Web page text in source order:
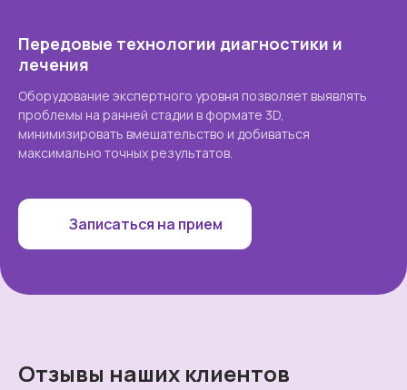
Передовые технологии диагностики и
лечения
Оборудование экспертного уровня позволяет выявлять
проблемы на ранней стадии в формате 3D,
минимизировать вмешательство и добиваться
максимально точных результатов.
Записаться на прием
Отзывы наших клиентов